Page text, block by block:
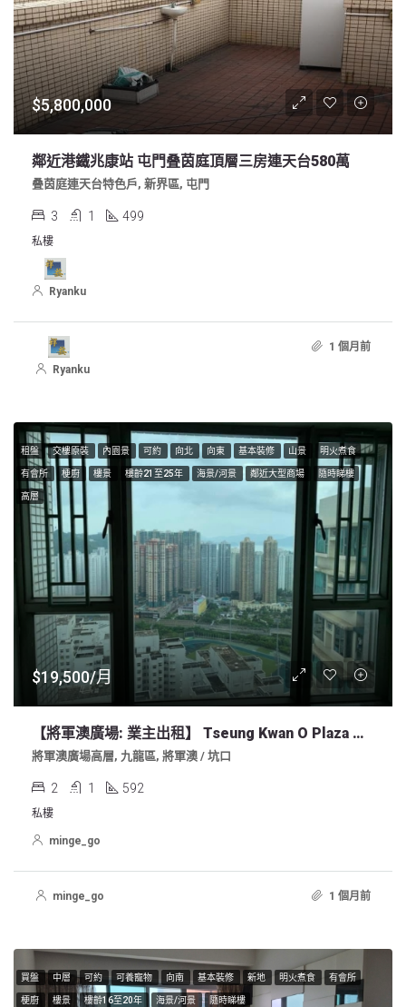
$5,800,000
鄰近港鐵兆康站 屯門叠茵庭頂層三房連天台580萬
叠茵庭連天台特色戶, 新界區, 屯門
3 1 499
私樓
Ryanku
Ryanku
1 個月前
租盤 交樓原裝 內園景 可約 向北 向東 基本裝修 山景 明火煮食
有會所 梗廚 樓景 樓齡21至25年 海景/河景 鄰近大型商場 隨時睇樓
高層
$19,500/月
【將軍澳廣場: 業主出租】 Tseung Kwan O Plaza 高層2房單位
將軍澳廣場高層, 九龍區, 將軍澳 / 坑口
2 1 592
私樓
minge_go
minge_go 1 個月前
買盤 中層 可約 可養寵物 向南 基本裝修 新地 明火煮食 有會所
梗廚 樓景 樓齡16至20年 海景/河景 隨時睇樓